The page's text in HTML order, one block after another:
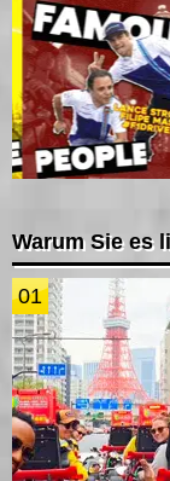
Warum Sie es
01